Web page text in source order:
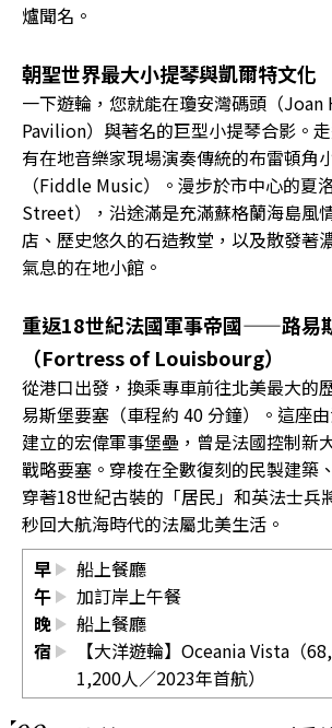
爐聞名。
朝聖世界最大小提琴與凱爾特文化
一下遊輪，您就能在瓊安灣碼頭（Joan
Pavilion）與著名的巨型小提琴合影。
有在地音樂家現場演奏傳統的布雷頓角
（Fiddle Music）。漫步於市中心的
Street），沿途滿是充滿蘇格蘭海島風
店、歷史悠久的石造教堂，以及散發著
氣息的在地小館。
重返18世紀法國軍事帝國——路易
（Fortress of Louisbourg）
從港口出發，換乘專車前往北美最大
易斯堡要塞（車程約 40 分鐘）。這座
建立的宏偉軍事堡壘，曾是法國控制新
戰略要塞。穿梭在全數復刻的民製建築
穿著18世紀古裝的「居民」和英法士兵
秒回大航海時代的法屬北美生活。
早
船上餐廳
午
加訂岸上午餐
晚
船上餐廳
宿
【大洋遊輪】Oceania Vista（
1,200人／2023年首航）